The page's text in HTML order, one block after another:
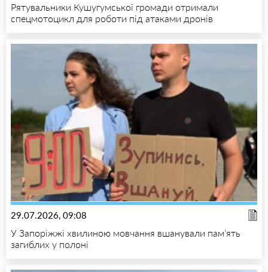
Рятувальники Кушугумської громади отримали
спецмотоцикл для роботи під атаками дронів
29.07.2026, 09:08
У Запоріжжі хвилиною мовчання вшанували пам’ять
загиблих у полоні